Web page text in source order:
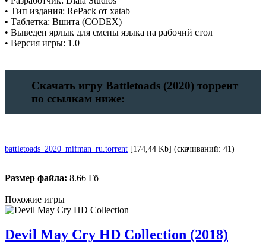
• Тип издания: RePack от xatab
• Таблетка: Вшита (CODEX)
• Выведен ярлык для смены языка на рабочий стол
• Версия игры: 1.0
Скачать игру Battletoads (2020) торрент
по ссылкам ниже:
battletoads_2020_mifman_ru.torrent [174,44 Kb] (cкачиваний: 41)
Размер файла: 8.66 Гб
Похожие игры
Devil May Cry HD Collection (2018)